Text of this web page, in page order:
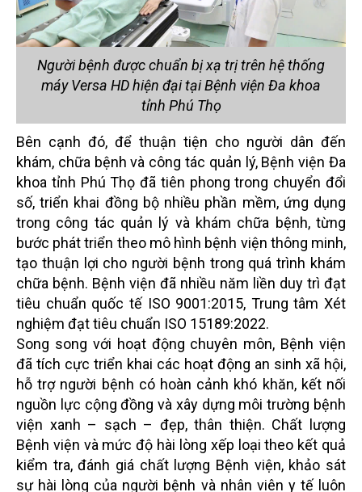
Người bệnh được chuẩn bị xạ trị trên hệ thống
máy Versa HD hiện đại tại Bệnh viện Đa khoa
tỉnh Phú Thọ
Bên cạnh đó, để thuận tiện cho người dân đến
khám, chữa bệnh và công tác quản lý, Bệnh viện Đa
khoa tỉnh Phú Thọ đã tiên phong trong chuyển đổi
số, triển khai đồng bộ nhiều phần mềm, ứng dụng
trong công tác quản lý và khám chữa bệnh, từng
bước phát triển theo mô hình bệnh viện thông minh,
tạo thuận lợi cho người bệnh trong quá trình khám
chữa bệnh. Bệnh viện đã nhiều năm liền duy trì đạt
tiêu chuẩn quốc tế ISO 9001:2015, Trung tâm Xét
nghiệm đạt tiêu chuẩn ISO 15189:2022.
Song song với hoạt động chuyên môn, Bệnh viện
đã tích cực triển khai các hoạt động an sinh xã hội,
hỗ trợ người bệnh có hoàn cảnh khó khăn, kết nối
nguồn lực cộng đồng và xây dựng môi trường bệnh
viện xanh – sạch – đẹp, thân thiện. Chất lượng
Bệnh viện và mức độ hài lòng xếp loại theo kết quả
kiểm tra, đánh giá chất lượng Bệnh viện, khảo sát
sự hài lòng của người bệnh và nhân viên y tế luôn